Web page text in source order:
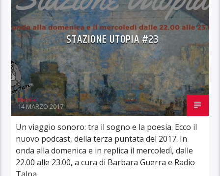
STAZIONE UTOPIA #23
Nicola
14 MARZO 2017
Un viaggio sonoro: tra il sogno e la poesia. Ecco il
nuovo podcast, della terza puntata del 2017. In
onda alla domenica e in replica il mercoledì, dalle
22.00 alle 23.00, a cura di Barbara Guerra e Radio